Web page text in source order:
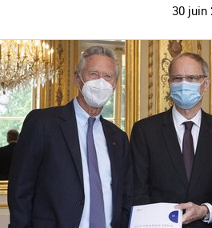
30 juin